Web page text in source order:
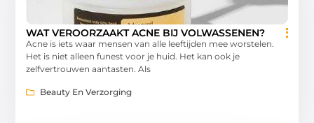
WAT VEROORZAAKT ACNE BIJ VOLWASSENEN?
Acne is iets waar mensen van alle leeftijden mee worstelen.
Het is niet alleen funest voor je huid. Het kan ook je
zelfvertrouwen aantasten. Als
Beauty En Verzorging